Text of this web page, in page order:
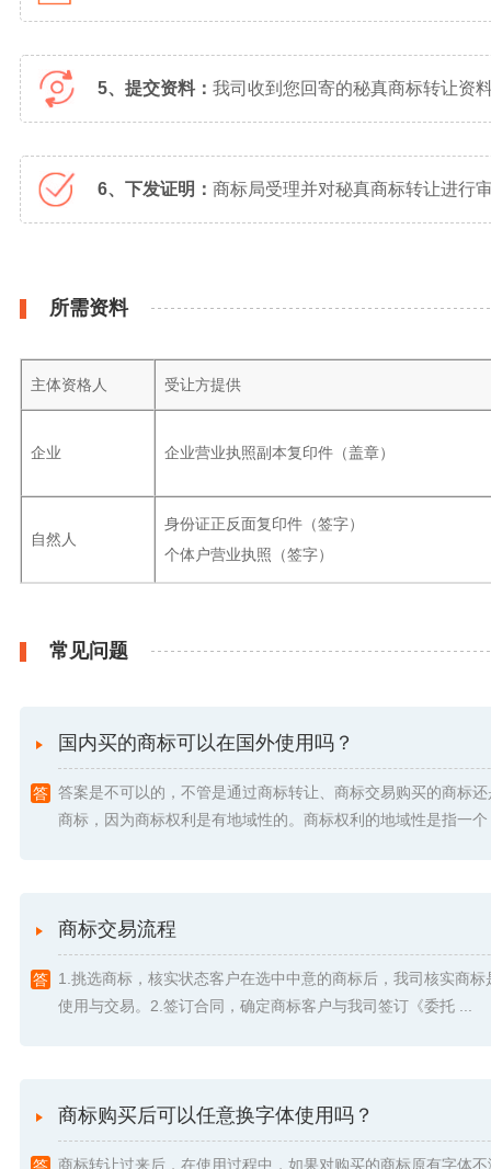
5、提交资料： 我司收到您回寄的秘真商标转让资
6、下发证明： 商标局受理并对秘真商标转让进行
所需资料
主体资格人 受让方提供
企业 企业营业执照副本复印件（盖章）
自然人
身份证正反面复印件（签字）
个体户营业执照（签字）
常见问题
国内买的商标可以在国外使用吗？
答案是不可以的，不管是通过商标转让、商标交易购买的商标
商标，因为商标权利是有地域性的。商标权利的地域性是指一
商标交易流程
1.挑选商标，核实状态客户在选中中意的商标后，我司核实商标
使用与交易。2.签订合同，确定商标客户与我司签订《委托 ...
商标购买后可以任意换字体使用吗？
商标转让过来后，在使用过程中，如果对购买的商标原有字体